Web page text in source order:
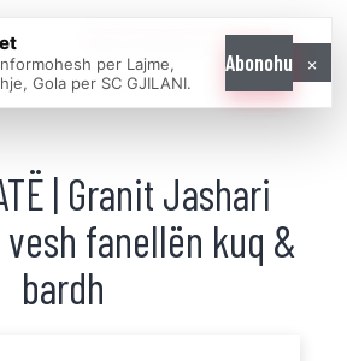
ONE
| Granit Jashari
fanellën kuq &
bardh
per Lajme,
Gola per SC GJILANI.
Abonohu ×